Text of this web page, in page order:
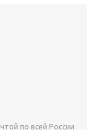
по всей России